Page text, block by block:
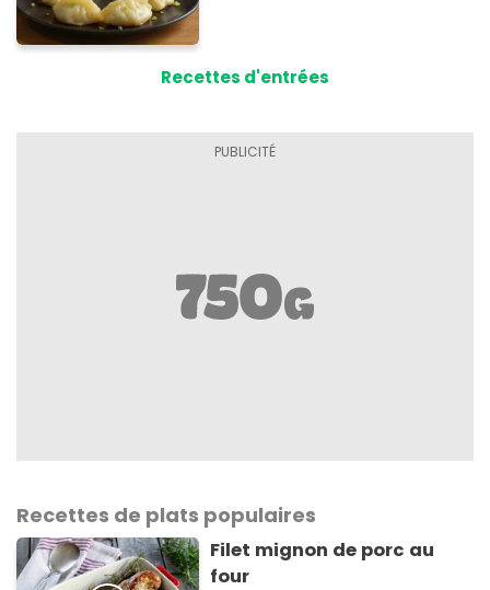
Recettes d'entrées
Recettes de plats populaires
Filet mignon de porc au
four